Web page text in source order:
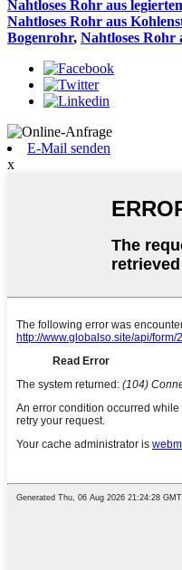
Nahtloses Rohr aus
Nahtloses Rohr aus
Bogenrohr, Nahtloses Rohr
E-Mail senden
x